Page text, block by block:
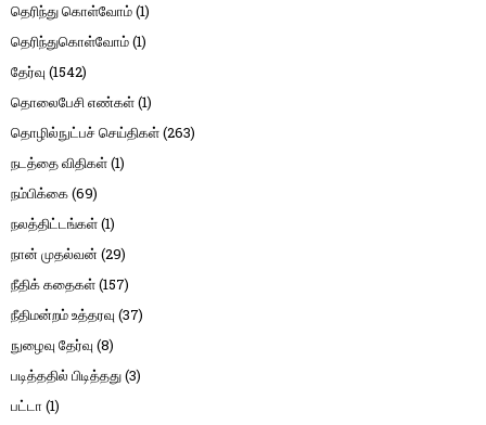
தெரிந்து கொள்வோம்(1)
தெரிந்துகொள்வோம்(1)
தேர்வு (1542)
தொலைபேசி எண்கள்(1)
தொழில்நுட்பச் செய்திகள்(263)
நடத்தை விதிகள்(1)
நம்பிக்கை(69)
நலத்திட்டங்கள்(1)
நான் முதல்வன் (29)
நீதிக் கதைகள்(157)
நீதிமன்றம் உத்தரவு (37)
நுழைவு தேர்வு (8)
படித்ததில் பிடித்தது(3)
பட்டா (1)